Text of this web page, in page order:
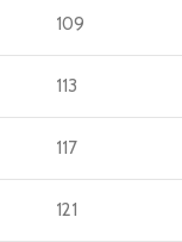
109
113
117
121